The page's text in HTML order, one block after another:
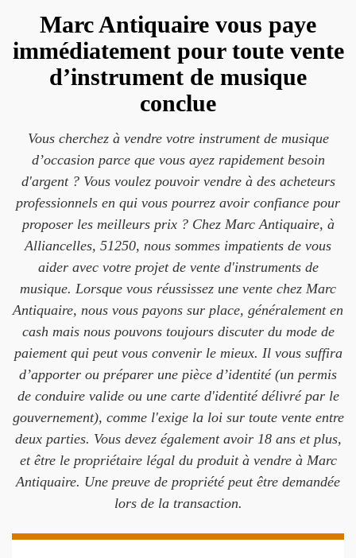
Marc Antiquaire vous paye
immédiatement pour toute vente
d’instrument de musique
conclue
Vous cherchez à vendre votre instrument de musique
d’occasion parce que vous ayez rapidement besoin
d'argent ? Vous voulez pouvoir vendre à des acheteurs
professionnels en qui vous pourrez avoir confiance pour
proposer les meilleurs prix ? Chez Marc Antiquaire, à
Alliancelles, 51250, nous sommes impatients de vous
aider avec votre projet de vente d'instruments de
musique. Lorsque vous réussissez une vente chez Marc
Antiquaire, nous vous payons sur place, généralement en
cash mais nous pouvons toujours discuter du mode de
paiement qui peut vous convenir le mieux. Il vous suffira
d’apporter ou préparer une pièce d’identité (un permis
de conduire valide ou une carte d'identité délivré par le
gouvernement), comme l'exige la loi sur toute vente entre
deux parties. Vous devez également avoir 18 ans et plus,
et être le propriétaire légal du produit à vendre à Marc
Antiquaire. Une preuve de propriété peut être demandée
lors de la transaction.